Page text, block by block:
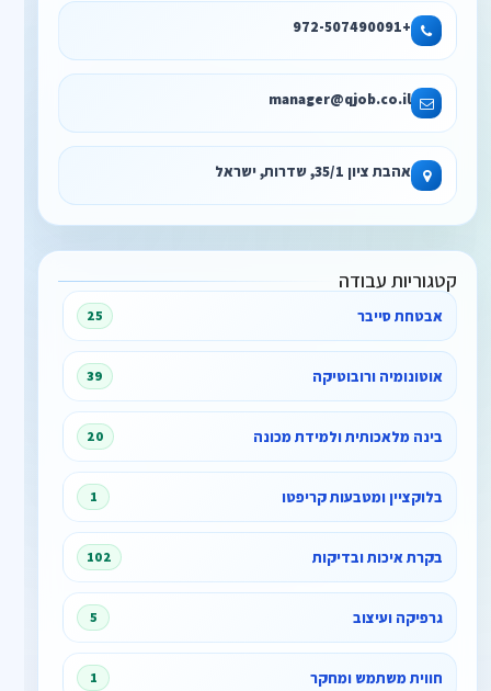
+972-507490091
manager@qjob.co.il
אהבת ציון 35/1, שדרות, ישראל
קטגוריות עבודה
אבטחת סייבר 25
אוטונומיה ורובוטיקה 39
בינה מלאכותית ולמידת מכונה 20
בלוקציין ומטבעות קריפטו 1
בקרת איכות ובדיקות 102
גרפיקה ועיצוב 5
חווית משתמש ומחקר 1